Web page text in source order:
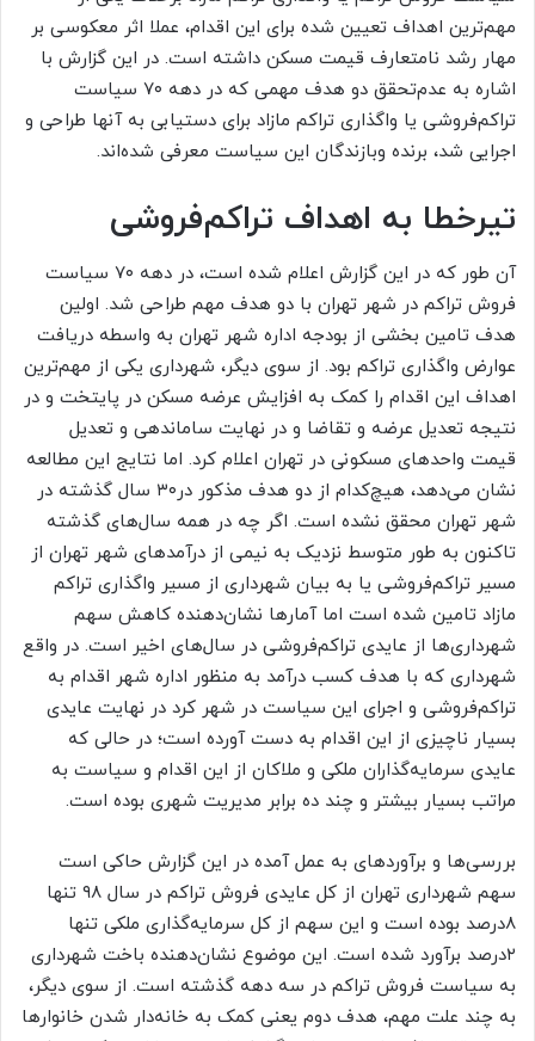
مهم‌ترین اهداف تعیین شده برای این اقدام، عملا اثر معکوسی بر
مهار رشد نامتعارف قیمت مسکن داشته است. در این گزارش با
اشاره به عدم‌تحقق دو هدف مهمی که در دهه ۷۰ سیاست
تراکم‌‌‌فروشی یا واگذاری تراکم مازاد برای دستیابی به آنها طراحی و
اجرایی شد، برنده وبازندگان این سیاست معرفی شده‌‌‌اند.
تیرخطا به اهداف تراکم‌‌‌فروشی
آن طور که در این گزارش اعلام شده است، در دهه ۷۰ سیاست
فروش تراکم در شهر تهران با دو هدف مهم طراحی شد. اولین
هدف تامین بخشی از بودجه اداره شهر تهران به واسطه دریافت
عوارض واگذاری تراکم بود. از سوی دیگر، شهرداری یکی از مهم‌ترین
اهداف این اقدام را کمک به افزایش عرضه مسکن در پایتخت و در
نتیجه تعدیل عرضه و تقاضا و در نهایت ساماندهی و تعدیل
قیمت واحدهای مسکونی در تهران اعلام کرد. اما نتایج این مطالعه
نشان می‌دهد، هیچ‌کدام از دو هدف مذکور در۳۰ سال گذشته در
شهر تهران محقق نشده است. اگر چه در همه سال‌های گذشته
تاکنون به طور متوسط نزدیک به نیمی از درآمدهای شهر تهران از
مسیر تراکم‌‌‌فروشی یا به بیان شهرداری از مسیر واگذاری تراکم
مازاد تامین شده است اما آمارها نشان‌دهنده کاهش سهم
شهرداری‌‌‌ها از عایدی تراکم‌‌‌فروشی در سال‌های اخیر است. در واقع
شهرداری که با هدف کسب درآمد به منظور اداره شهر اقدام به
تراکم‌‌‌فروشی و اجرای این سیاست در شهر کرد در نهایت عایدی
بسیار ناچیزی از این اقدام به دست آورده است؛ در حالی که
عایدی سرمایه‌گذاران ملکی و ملاکان از این اقدام و سیاست به
مراتب بسیار بیشتر و چند ده برابر مدیریت شهری بوده است.
بررسی‌‌‌ها و برآوردهای به عمل آمده در این گزارش حاکی است
سهم شهرداری تهران از کل عایدی فروش تراکم در سال ۹۸ تنها
۸‌درصد بوده است و این سهم از کل سرمایه‌گذاری ملکی تنها
۲‌درصد برآورد شده است. این موضوع نشان‌دهنده باخت شهرداری
به سیاست فروش تراکم در سه دهه گذشته است. از سوی دیگر،
به چند علت مهم، هدف دوم یعنی کمک‌‌‌ به خانه‌‌‌دار شدن خانوارها